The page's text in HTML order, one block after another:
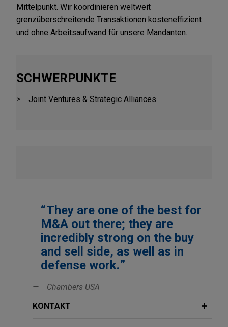
Mittelpunkt. Wir koordinieren weltweit
grenzüberschreitende Transaktionen kosteneffizient
und ohne Arbeitsaufwand für unsere Mandanten.
SCHWERPUNKTE
Joint Ventures & Strategic Alliances
They are one of the best for
M&A out there; they are
incredibly strong on the buy
and sell side, as well as in
defense work.
Chambers USA
KONTAKT